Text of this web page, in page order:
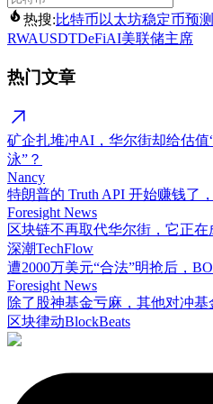
热搜:比特币 以太坊稳定币预
RWAUSDTDeFiAI美联储主席
热门文章
矿企扎堆冲AI，华尔街却给估值
泳”？
Nancy
特朗普的 Truth API 开始赚钱了
Foresight News
区块链不再取代华尔街，它正
深潮TechFlow
遭2000万美元“合法”明抢后，
Foresight News
除了股神基金亏麻，其他对冲基
区块律动BlockBeats